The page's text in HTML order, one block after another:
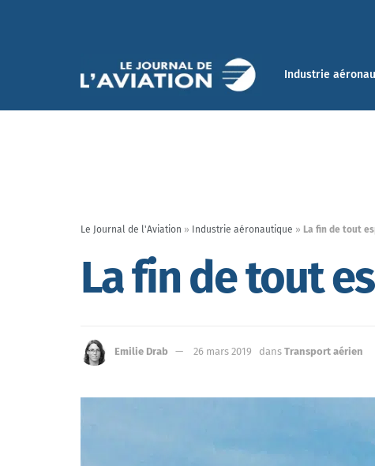
Industrie
Le Journal de l'Aviation » Industrie aéronautique » La fin de tout
La fin de tout
Emilie Drab 26 mars 2019 dans Transport aérien